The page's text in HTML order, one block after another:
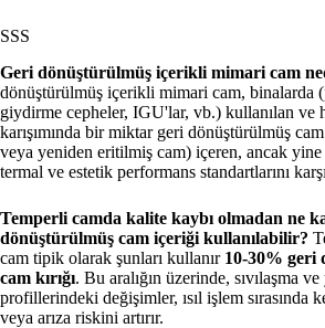
SSS
Geri dönüştürülmüş içerikli mimari cam
dönüştürülmüş içerikli mimari cam, binalarda
giydirme cepheler, IGU'lar, vb.) kullanılan ve
karışımında bir miktar geri dönüştürülmüş cam
veya yeniden eritilmiş cam) içeren, ancak yine
termal ve estetik performans standartlarını
Temperli camda kalite kaybı olmadan ne
dönüştürülmüş cam içeriği kullanılabilir?
cam tipik olarak şunları kullanır 10-30% geri
cam kırığı. Bu aralığın üzerinde, sıvılaşma
profillerindeki değişimler, ısıl işlem sırasında
veya arıza riskini artırır.